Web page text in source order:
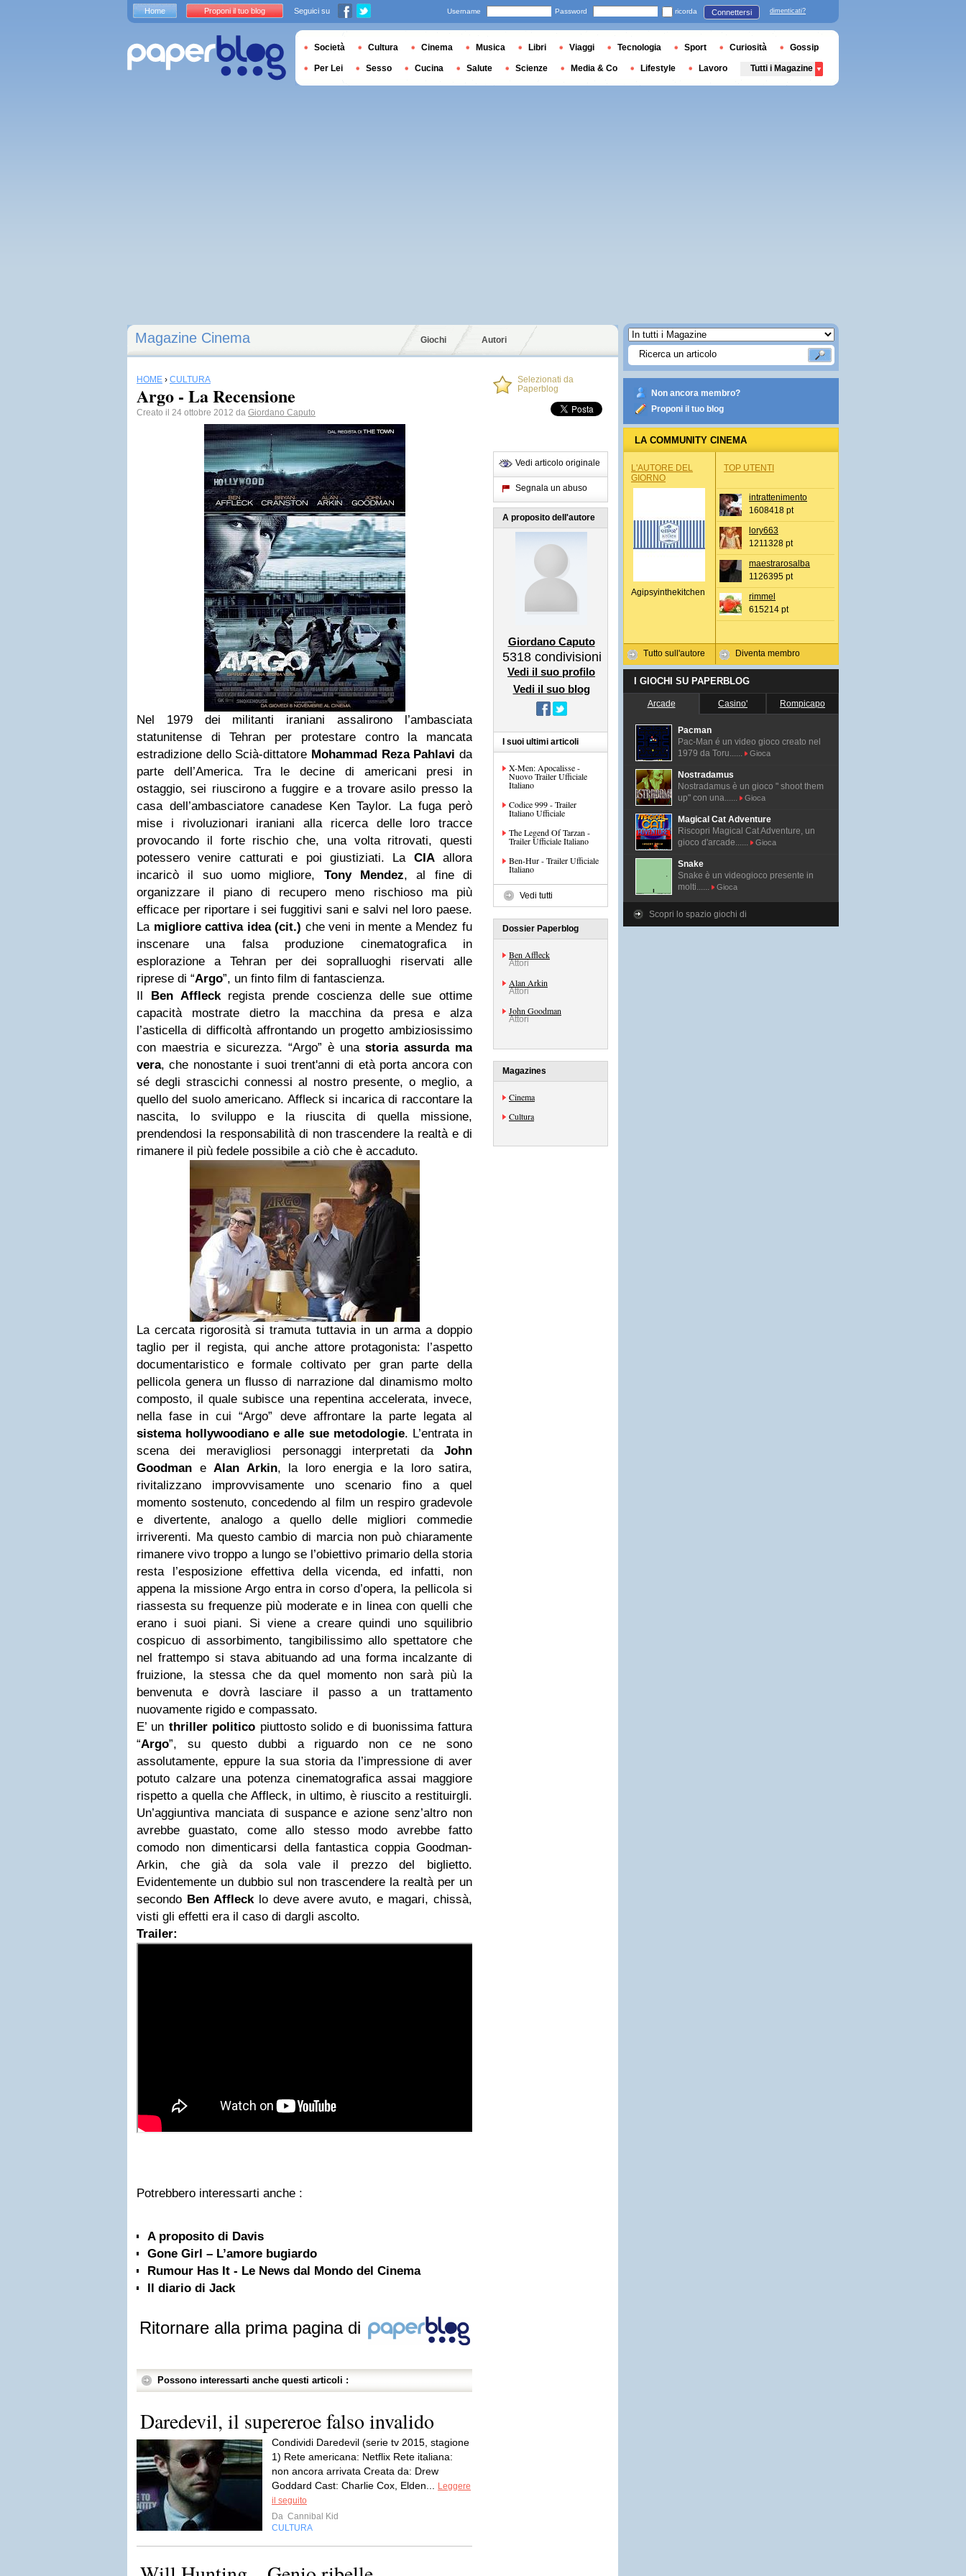
Magazine Cinema Giochi Autori
HOME › CULTURA
Argo - La Recensione
Creato il 24 ottobre 2012 da Giordano Caputo
Nel 1979 dei militanti iraniani assalirono l’ambasciata
statunitense di Tehran per protestare contro la mancata
estradizione dello Scià-dittatore Mohammad Reza Pahlavi da
parte dell’America. Tra le decine di americani presi in
ostaggio, sei riuscirono a fuggire e a trovare asilo presso la
casa dell’ambasciatore canadese Ken Taylor. La fuga però
mise i rivoluzionari iraniani alla ricerca delle loro tracce
provocando il forte rischio che, una volta ritrovati, questi
potessero venire catturati e poi giustiziati. La CIAallora
incaricò il suo uomo migliore, Tony Mendez, al fine di
organizzare il piano di recupero meno rischioso ma più
efficace per riportare i sei fuggitivi sani e salvi nel loro paese.
La migliore cattiva idea (cit.) che veni in mente a Mendez fu
inscenare una falsa produzione cinematografica in
esplorazione a Tehran per dei sopralluoghi riservati alle
riprese di “Argo”, un finto film di fantascienza.
Il Ben Affleckregista prende coscienza delle sue ottime
capacità mostrate dietro la macchina da presa e alza
l’asticella di difficoltà affrontando un progetto ambiziosissimo
con maestria e sicurezza. “Argo” è una storia assurda ma
vera, che nonostante i suoi trent'anni di età porta ancora con
sé degli strascichi connessi al nostro presente, o meglio, a
quello del suolo americano. Affleck si incarica di raccontare la
nascita, lo sviluppo e la riuscita di quella missione,
prendendosi la responsabilità di non trascendere la realtà e di
rimanere il più fedele possibile a ciò che è accaduto.
La cercata rigorosità si tramuta tuttavia in un arma a doppio
taglio per il regista, qui anche attore protagonista: l’aspetto
documentaristico e formale coltivato per gran parte della
pellicola genera un flusso di narrazione dal dinamismo molto
composto, il quale subisce una repentina accelerata, invece,
nella fase in cui “Argo” deve affrontare la parte legata al
sistema hollywoodiano e alle sue metodologie. L’entrata in
scena dei meravigliosi personaggi interpretati da John
Goodman e Alan Arkin, la loro energia e la loro satira,
rivitalizzano improvvisamente uno scenario fino a quel
momento sostenuto, concedendo al film un respiro gradevole
e divertente, analogo a quello delle migliori commedie
irriverenti. Ma questo cambio di marcia non può chiaramente
rimanere vivo troppo a lungo se l’obiettivo primario della storia
resta l’esposizione effettiva della vicenda, ed infatti, non
appena la missione Argo entra in corso d’opera, la pellicola si
riassesta su frequenze più moderate e in linea con quelli che
erano i suoi piani. Si viene a creare quindi uno squilibrio
cospicuo di assorbimento, tangibilissimo allo spettatore che
nel frattempo si stava abituando ad una forma incalzante di
fruizione, la stessa che da quel momento non sarà più la
benvenuta e dovrà lasciare il passo a un trattamento
nuovamente rigido e compassato.
E’ un thriller politico piuttosto solido e di buonissima fattura
“Argo”, su questo dubbi a riguardo non ce ne sono
assolutamente, eppure la sua storia da l’impressione di aver
potuto calzare una potenza cinematografica assai maggiore
rispetto a quella che Affleck, in ultimo, è riuscito a restituirgli.
Un’aggiuntiva manciata di suspance e azione senz’altro non
avrebbe guastato, come allo stesso modo avrebbe fatto
comodo non dimenticarsi della fantastica coppia Goodman-
Arkin, che già da sola vale il prezzo del biglietto.
Evidentemente un dubbio sul non trascendere la realtà per un
secondo Ben Afflecklo deve avere avuto, e magari, chissà,
visti gli effetti era il caso di dargli ascolto.
Trailer:
Potrebbero interessarti anche :
A proposito di Davis
Gone Girl – L’amore bugiardo
Rumour Has It - Le News dal Mondo del Cinema
Il diario di Jack
Ritornare alla prima pagina di
Possono interessarti anche questi articoli :
Daredevil, il supereroe falso invalido
Condividi Daredevil (serie tv 2015, stagione
1) Rete americana: Netflix Rete italiana:
non ancora arrivata Creata da: Drew
Goddard Cast: Charlie Cox, Elden...
Leggere
il seguito
Da Cannibal Kid
CULTURA
Selezionati da
Paperblog
Vedi articolo originale
Segnala un abuso
A proposito dell'autore
Giordano Caputo
5318 condivisioni
Vedi il suo profilo
Vedi il suo blog
I suoi ultimi articoli
X-Men: Apocalisse -
Nuovo Trailer Ufficiale
Italiano
Codice 999 - Trailer
Italiano Ufficiale
The Legend Of Tarzan -
Trailer Ufficiale Italiano
Ben-Hur - Trailer Ufficiale
Italiano
Vedi tutti
Dossier Paperblog
Ben Affleck
Attori
Alan Arkin
Attori
John Goodman
Attori
Magazines
Cinema
Cultura
Non ancora membro?
Proponi il tuo blog
LA COMMUNITY CINEMA
L'AUTORE DEL
GIORNO
Agipsyinthekitchen
Tutto sull'autore
TOP UTENTI
intrattenimento
1608418 pt
lory663
1211328 pt
maestrarosalba
1126395 pt
rimmel
615214 pt
Diventa membro
I GIOCHI SU PAPERBLOG
Arcade Casino' Rompicapo
Pacman
Pac-Man é un video gioco creato nel
1979 da Toru......
Gioca
Nostradamus
Nostradamus è un gioco " shoot them
up" con una......
Gioca
Magical Cat Adventure
Riscopri Magical Cat Adventure, un
gioco d'arcade......
Gioca
Snake
Snake è un videogioco presente in
molti......
Gioca
Scopri lo spazio giochi di
Home Proponi il tuo blog Seguici su Username Password ricorda Connettersi dimenticati?
Società Cultura Cinema Musica Libri Viaggi Tecnologia Sport Curiosità Gossip
Per Lei Sesso Cucina Salute Scienze Media & Co Lifestyle Lavoro Tutti i Magazine